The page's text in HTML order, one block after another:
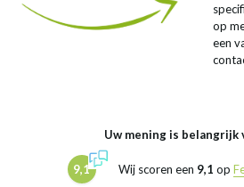
op
een
Uw mening is belangrijk
9,1 Wij scoren een 9,1 op